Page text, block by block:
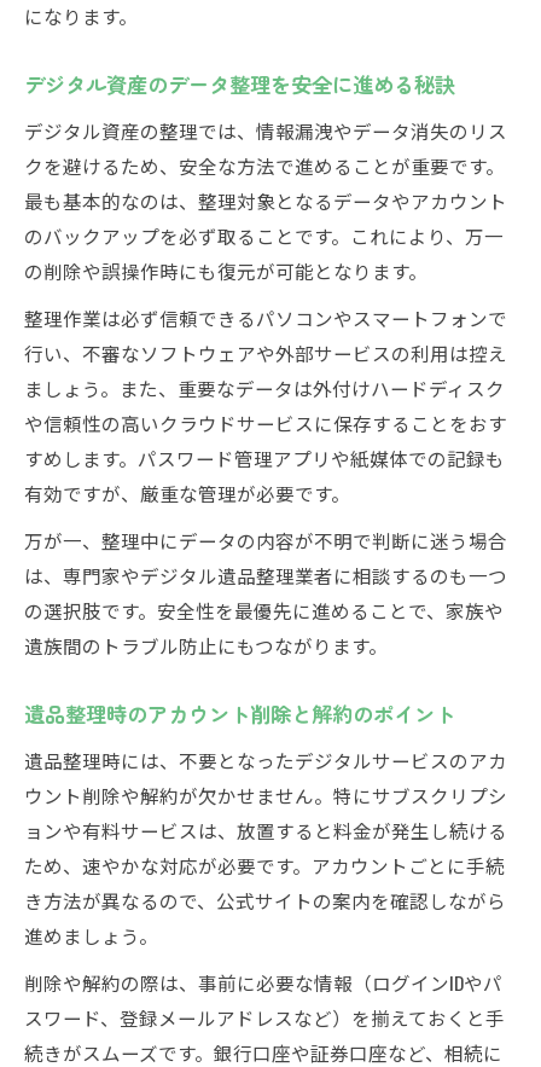
になります。
デジタル資産のデータ整理を安全に進める秘訣
デジタル資産の整理では、情報漏洩やデータ消失のリス
クを避けるため、安全な方法で進めることが重要です。
最も基本的なのは、整理対象となるデータやアカウント
のバックアップを必ず取ることです。これにより、万一
の削除や誤操作時にも復元が可能となります。
整理作業は必ず信頼できるパソコンやスマートフォンで
行い、不審なソフトウェアや外部サービスの利用は控え
ましょう。また、重要なデータは外付けハードディスク
や信頼性の高いクラウドサービスに保存することをおす
すめします。パスワード管理アプリや紙媒体での記録も
有効ですが、厳重な管理が必要です。
万が一、整理中にデータの内容が不明で判断に迷う場合
は、専門家やデジタル遺品整理業者に相談するのも一つ
の選択肢です。安全性を最優先に進めることで、家族や
遺族間のトラブル防止にもつながります。
遺品整理時のアカウント削除と解約のポイント
遺品整理時には、不要となったデジタルサービスのアカ
ウント削除や解約が欠かせません。特にサブスクリプシ
ョンや有料サービスは、放置すると料金が発生し続ける
ため、速やかな対応が必要です。アカウントごとに手続
き方法が異なるので、公式サイトの案内を確認しながら
進めましょう。
削除や解約の際は、事前に必要な情報（ログインIDやパ
スワード、登録メールアドレスなど）を揃えておくと手
続きがスムーズです。銀行口座や証券口座など、相続に